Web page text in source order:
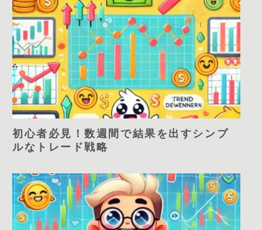
初心者必見！数週間で結果を出すシンプ
ルなトレード戦略